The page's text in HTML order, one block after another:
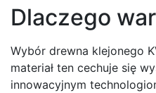
Dlaczego
Wybór drewna klejonego
materiał ten cechuje się
innowacyjnym